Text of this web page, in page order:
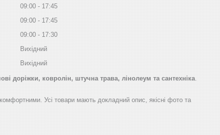
09:00
17:45
09:00
17:45
09:00
17:30
Вихідний
Вихідний
доріжки, ковролін, штучна трава, лінолеум та сантехніка
Усі товари мають докладний опис, якісні фото та